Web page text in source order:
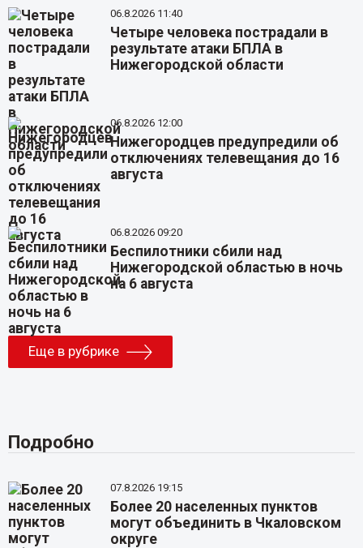
06.8.2026 11:40
Четыре человека пострадали в
результате атаки БПЛА в
Нижегородской области
06.8.2026 12:00
Нижегородцев предупредили об
отключениях телевещания до 16
августа
06.8.2026 09:20
Беспилотники сбили над
Нижегородской областью в ночь
на 6 августа
Еще в рубрике
Подробно
07.8.2026 19:15
Более 20 населенных пунктов
могут объединить в Чкаловском
округе